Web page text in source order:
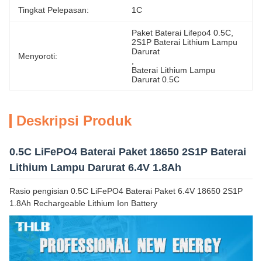
Tingkat Pelepasan: 1C
Menyoroti:
Paket Baterai Lifepo4 0.5C
2S1P Baterai Lithium Lampu
Darurat
Baterai Lithium Lampu
Darurat 0.5C
Deskripsi Produk
0.5C LiFePO4 Baterai Paket 18650 2S1P Baterai
Lithium Lampu Darurat 6.4V 1.8Ah
Rasio pengisian 0.5C LiFePO4 Baterai Paket 6.4V 18650 2S1P
1.8Ah Rechargeable Lithium Ion Battery